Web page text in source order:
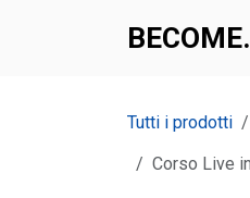
BECOME.​​
Tutti i prodotti
Corso Live